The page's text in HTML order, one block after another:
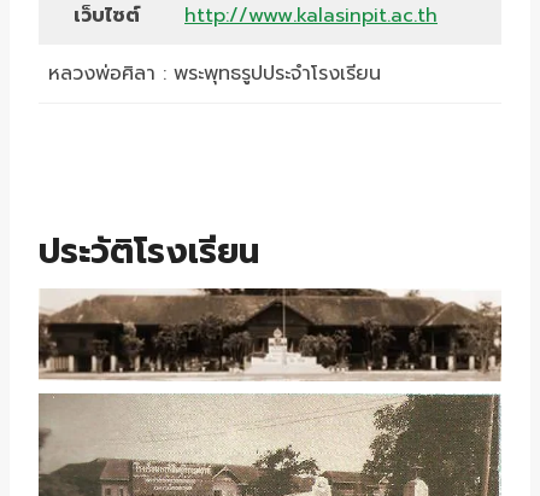
เว็บไซต์
http://www.kalasinpit.ac.th
หลวงพ่อศิลา : พระพุทธรูปประจำโรงเรียน
ประวัติโรงเรียน